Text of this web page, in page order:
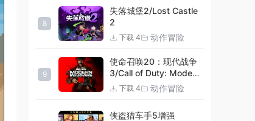
集成DLCs 赠多项修改器
+赠999等级.荣誉技能.
紫色荣誉头框.荣誉枪械
技能.解锁存档 解压即玩
8
失落城堡2/Lost Castle
2
下载 4 动作冒险
9
使命召唤20：现代战争
3/Call of Duty: Modern
Warfare III
下载 4 动作冒险
侠盗猎车手5增强